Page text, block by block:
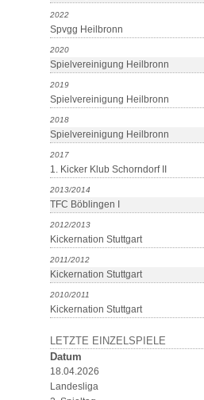
2022
Spvgg Heilbronn
2020
Spielvereinigung Heilbronn
2019
Spielvereinigung Heilbronn
2018
Spielvereinigung Heilbronn
2017
1. Kicker Klub Schorndorf II
2013/2014
TFC Böblingen I
2012/2013
Kickernation Stuttgart
2011/2012
Kickernation Stuttgart
2010/2011
Kickernation Stuttgart
LETZTE EINZELSPIELE
Datum
18.04.2026
Landesliga